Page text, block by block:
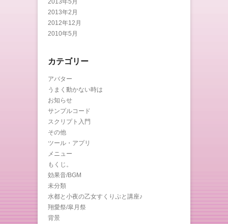
2013年2月
2012年12月
2010年5月
カテゴリー
アバター
うまく動かない時は
お知らせ
サンプルコード
スクリプト入門
その他
ツール・アプリ
メニュー
もくじ。
効果音/BGM
未分類
水都と小夜の乙女すくりぷと講座♪
翔愛祭/皐月祭
背景